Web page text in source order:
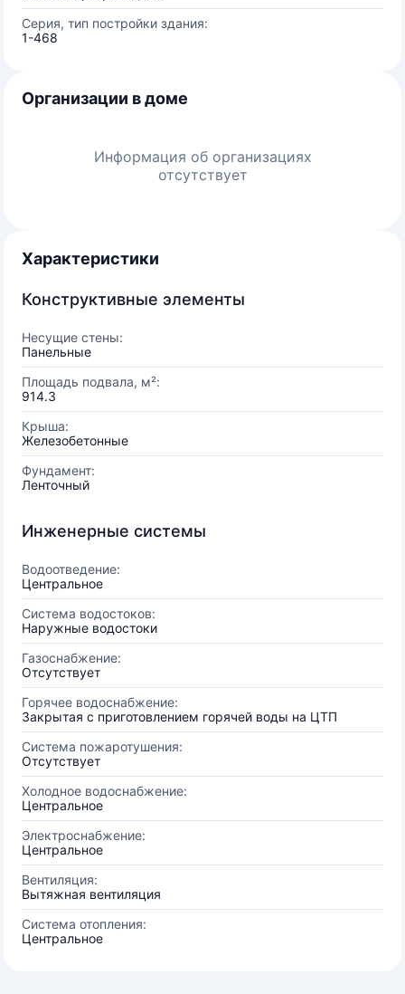
Серия, тип постройки здания:
1-468
Организации в доме
Информация об организациях
отсутствует
Характеристики
Конструктивные элементы
Несущие стены:
Панельные
Площадь подвала, м²:
914.3
Крыша:
Железобетонные
Фундамент:
Ленточный
Инженерные системы
Водоотведение:
Центральное
Система водостоков:
Наружные водостоки
Газоснабжение:
Отсутствует
Горячее водоснабжение:
Закрытая с приготовлением горячей воды на ЦТП
Система пожаротушения:
Отсутствует
Холодное водоснабжение:
Центральное
Электроснабжение:
Центральное
Вентиляция:
Вытяжная вентиляция
Система отопления:
Центральное